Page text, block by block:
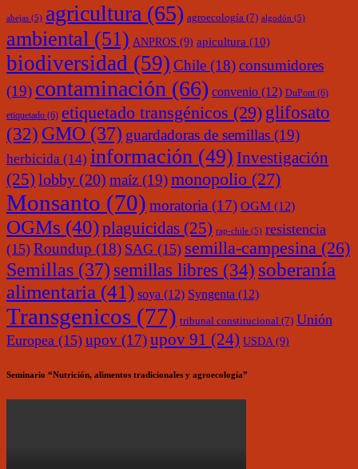
abejas (5) agricultura (65) agroecología (7) algodón (5)
ambiental (51) ANPROS (9) apicultura (10)
biodiversidad (59) Chile (18)consumidores
(19) contaminación (66) convenio (12) DuPont (6)
etiquetado (6) etiquetado transgénicos (29) glifosato
(32) GMO (37) guardadoras de semillas (19)
herbicida (14) información (49) Investigación
(25) lobby (20) maíz (19)monopolio (27)
Monsanto (70) moratoria (17) OGM (12)
OGMs (40)plaguicidas (25) rap-chile (5) resistencia
(15) Roundup (18) SAG (15) semilla-campesina (26)
Semillas (37) semillas libres (34) soberanía
alimentaria (41) soya (12) Syngenta (12)
Transgenicos (77) tribunal constitucional (7) Unión
Europea (15) upov (17)upov 91 (24) USDA (9)
Seminario “Nutrición, alimentos tradicionales y agroecología”